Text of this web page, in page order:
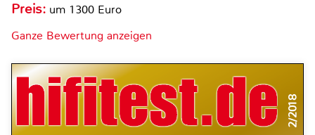
Preis: um 1300 Euro
Ganze Bewertung anzeigen
2/2018